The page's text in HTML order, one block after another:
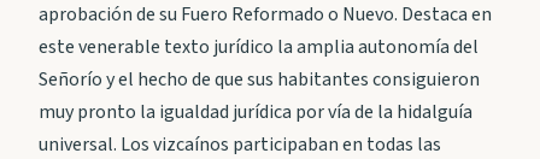
aprobación de su Fuero Reformado o Nuevo. Destaca en
este venerable texto jurídico la amplia autonomía del
Señorío y el hecho de que sus habitantes consiguieron
muy pronto la igualdad jurídica por vía de la hidalguía
universal. Los vizcaínos participaban en todas las